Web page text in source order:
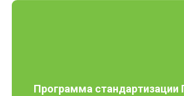
Программа стандартизации